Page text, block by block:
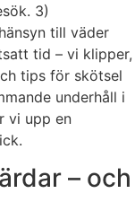
3)
till väder
tid – vi klipper,
tips för skötsel
underhåll i
vi upp en
– och